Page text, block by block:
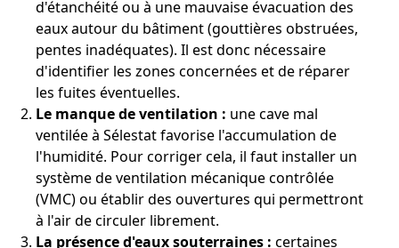
d'étanchéité ou à une mauvaise évacuation des
eaux autour du bâtiment (gouttières obstruées,
pentes inadéquates). Il est donc nécessaire
d'identifier les zones concernées et de réparer
les fuites éventuelles.
Le manque de ventilation : une cave mal
ventilée à Sélestat favorise l'accumulation de
l'humidité. Pour corriger cela, il faut installer un
système de ventilation mécanique contrôlée
(VMC) ou établir des ouvertures qui permettront
à l'air de circuler librement.
La présence d'eaux souterraines : certaines